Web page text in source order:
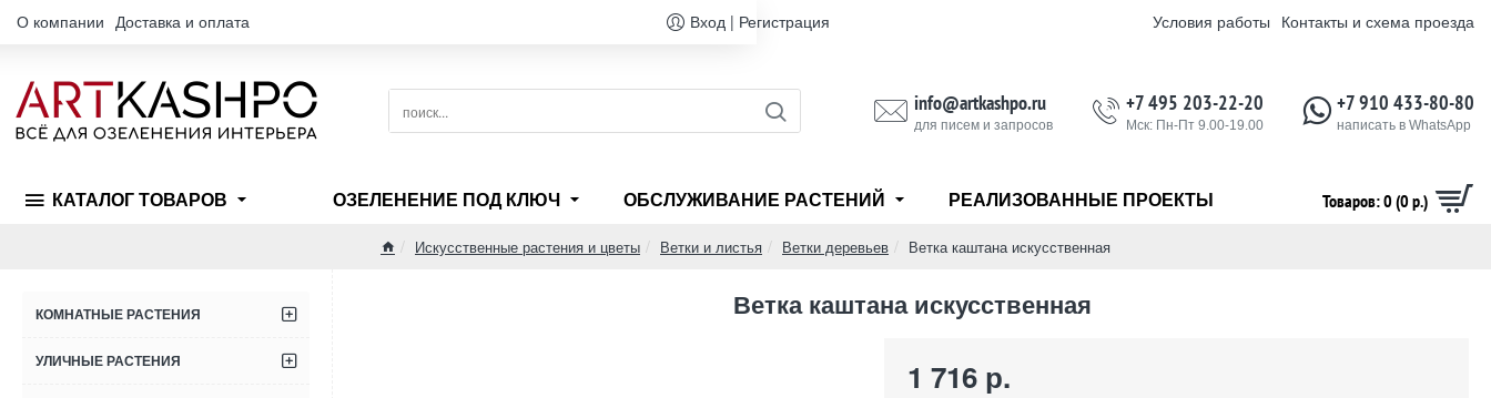
О компании Доставка и оплата Вход | Регистрация Условия работы Контакты и схема проезда
поиск...
info@artkashpo.ru
для писем и запросов
+7 495 203-22-20
Мск: Пн-Пт 9.00-19.00
+7 910 433-80-80
написать в WhatsApp
КАТАЛОГ ТОВАРОВ ОЗЕЛЕНЕНИЕ ПОД КЛЮЧ ОБСЛУЖИВАНИЕ РАСТЕНИЙ РЕАЛИЗОВАННЫЕ ПРОЕКТЫ Товаров: 0 (0 р.)
Искусственные растения и цветы Ветки и листья Ветки деревьев Ветка каштана искусственная
КОМНАТНЫЕ РАСТЕНИЯ
УЛИЧНЫЕ РАСТЕНИЯ
Ветка каштана искусственная
1 716 р.